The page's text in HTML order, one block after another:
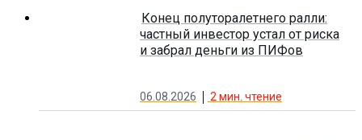
Конец полуторалетнего ралли:
частный инвестор устал от риска
и забрал деньги из ПИФов
06.08.2026 2 мин. чтение